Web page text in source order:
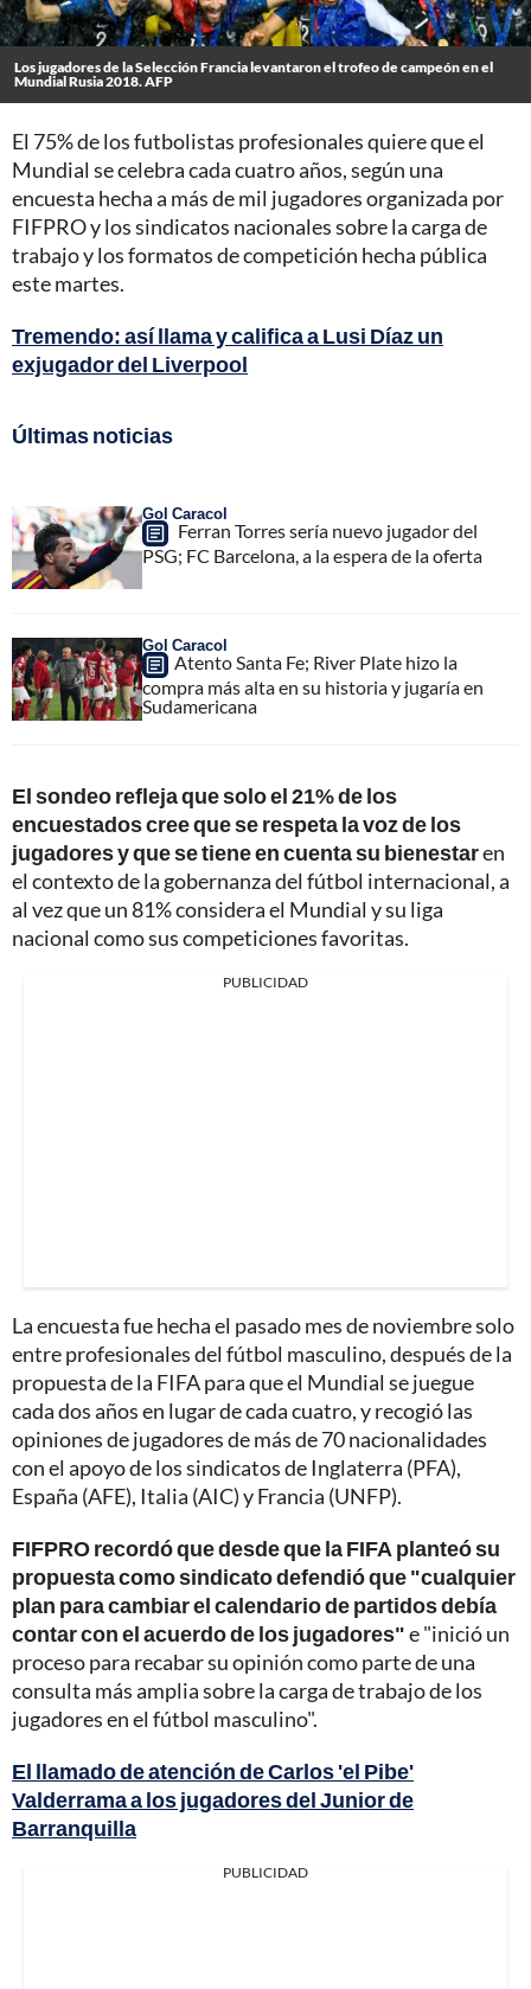
Los jugadores de la Selección Francia levantaron el trofeo de campeón en el
Mundial Rusia 2018. AFP
El 75% de los futbolistas profesionales quiere que el
Mundial se celebra cada cuatro años, según una
encuesta hecha a más de mil jugadores organizada por
FIFPRO y los sindicatos nacionales sobre la carga de
trabajo y los formatos de competición hecha pública
este martes.
Tremendo: así llama y califica a Lusi Díaz un
exjugador del Liverpool
Últimas noticias
Gol Caracol
Ferran Torres sería nuevo jugador del
PSG; FC Barcelona, a la espera de la oferta
Gol Caracol
Atento Santa Fe; River Plate hizo la
compra más alta en su historia y jugaría en
Sudamericana
El sondeo refleja que solo el 21% de los
encuestados cree que se respeta la voz de los
jugadores y que se tiene en cuenta su bienestaren
el contexto de la gobernanza del fútbol internacional, a
al vez que un 81% considera el Mundial y su liga
nacional como sus competiciones favoritas.
PUBLICIDAD
La encuesta fue hecha el pasado mes de noviembre solo
entre profesionales del fútbol masculino, después de la
propuesta de la FIFA para que el Mundial se juegue
cada dos años en lugar de cada cuatro, y recogió las
opiniones de jugadores de más de 70 nacionalidades
con el apoyo de los sindicatos de Inglaterra (PFA),
España (AFE), Italia (AIC) y Francia (UNFP).
FIFPRO recordó que desde que la FIFA planteó su
propuesta como sindicato defendió que "cualquier
plan para cambiar el calendario de partidos debía
contar con el acuerdo de los jugadores"e "inició un
proceso para recabar su opinión como parte de una
consulta más amplia sobre la carga de trabajo de los
jugadores en el fútbol masculino".
El llamado de atención de Carlos 'el Pibe'
Valderrama a los jugadores del Junior de
Barranquilla
PUBLICIDAD